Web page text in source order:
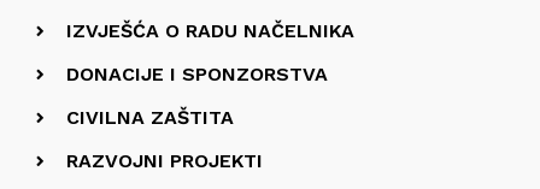
IZVJEŠĆA O RADU NAČELNIKA
DONACIJE I SPONZORSTVA
CIVILNA ZAŠTITA
RAZVOJNI PROJEKTI